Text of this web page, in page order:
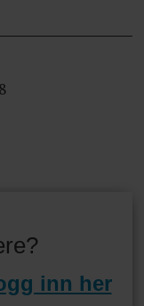
inn her